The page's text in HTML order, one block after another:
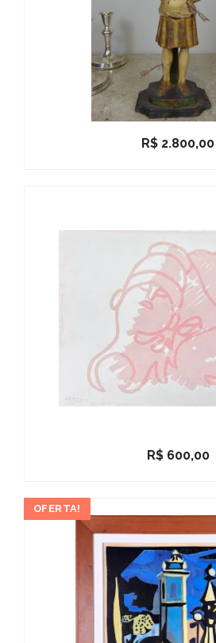
R$ 2.800,00
R$600,00
OFERTA!